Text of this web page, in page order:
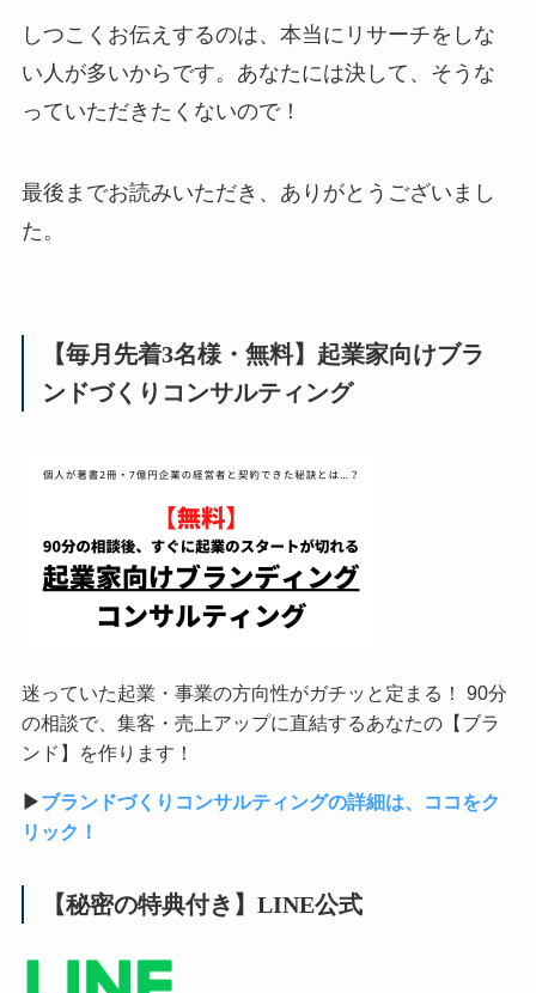
しつこくお伝えするのは、本当にリサーチをしな
い人が多いからです。あなたには決して、そうな
っていただきたくないので！
最後までお読みいただき、ありがとうございまし
た。
【毎月先着3名様・無料】起業家向けブラ
ンドづくりコンサルティング
迷っていた起業・事業の方向性がガチッと定まる！ 90分
の相談で、集客・売上アップに直結するあなたの【ブラ
ンド】を作ります！
▶︎ブランドづくりコンサルティングの詳細は、ココをク
リック！
【秘密の特典付き】LINE公式